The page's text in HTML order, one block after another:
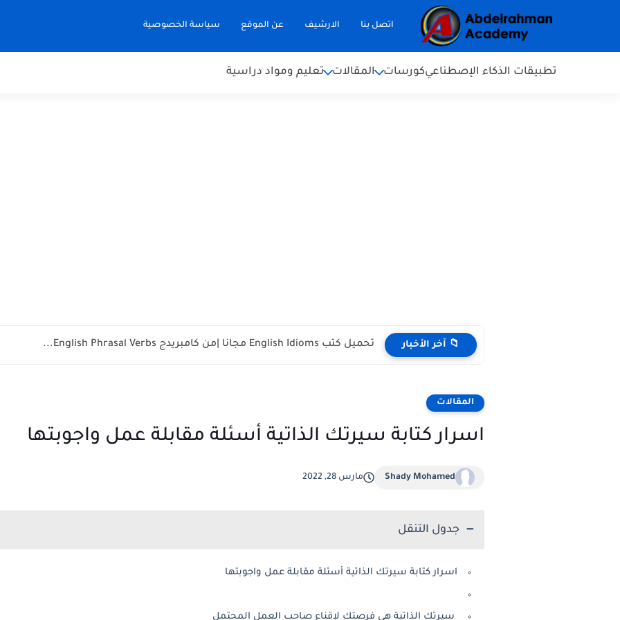
اتصل بنا الارشيف عن الموقع سياسة الخصوصية
تطبيقات الذكاء الإصطناعيكورسات المقالات تعليم ومواد دراسية
📁 آخر الأخبار تحميل كتب English Idioms مجانا |من كامبريدج English Phrasal Verbs...
المقالات
اسرار كتابة سيرتك الذاتية أسئلة مقابلة عمل واجوبتها
Shady Mohamed مارس 28, 2022
جدول التنقل
اسرار كتابة سيرتك الذاتية أسئلة مقابلة عمل واجوبتها
سيرتك الذاتية هي فرصتك لإقناع صاحب العمل المحتمل